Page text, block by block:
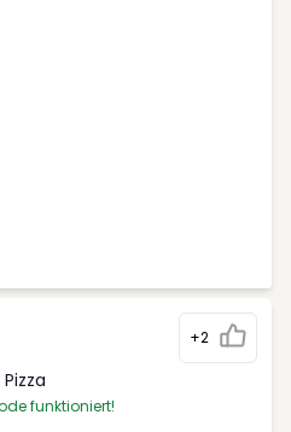
+2
funktioniert!